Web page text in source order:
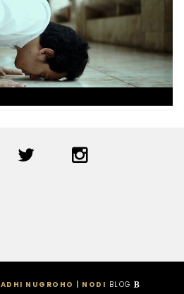
ADHI NUGROHO | NODI BLOG